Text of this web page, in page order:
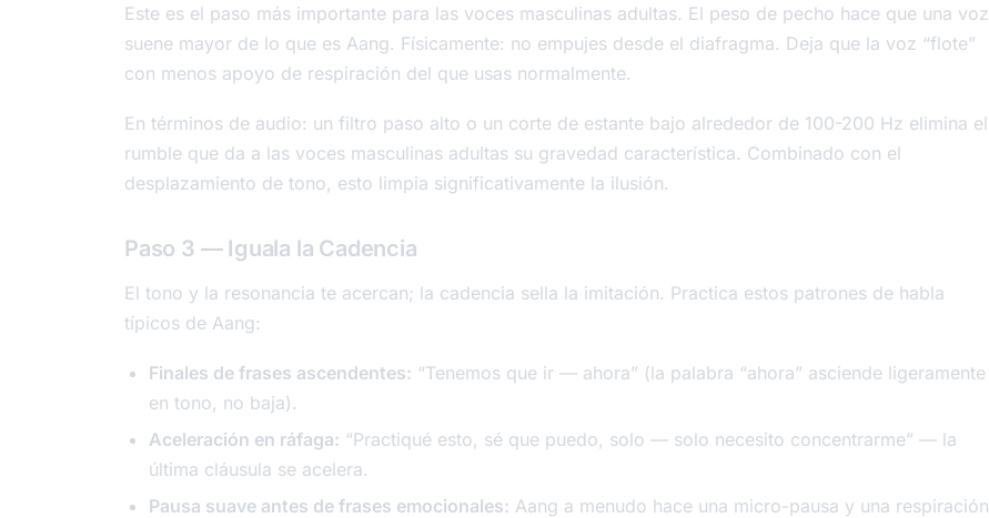
Este es el paso más importante para las voces masculinas adultas. El peso de pecho hace que una voz
suene mayor de lo que es Aang. Físicamente: no empujes desde el diafragma. Deja que la voz “flote”
con menos apoyo de respiración del que usas normalmente.
En términos de audio: un filtro paso alto o un corte de estante bajo alrededor de 100-200 Hz elimina el
rumble que da a las voces masculinas adultas su gravedad característica. Combinado con el
desplazamiento de tono, esto limpia significativamente la ilusión.
Paso 3 — Iguala la Cadencia
El tono y la resonancia te acercan; la cadencia sella la imitación. Practica estos patrones de habla
típicos de Aang:
Finales de frases ascendentes: “Tenemos que ir — ahora” (la palabra “ahora” asciende ligeramente
en tono, no baja).
Aceleración en ráfaga: “Practiqué esto, sé que puedo, solo — solo necesito concentrarme” — la
última cláusula se acelera.
Pausa suave antes de frases emocionales: Aang a menudo hace una micro-pausa y una respiración